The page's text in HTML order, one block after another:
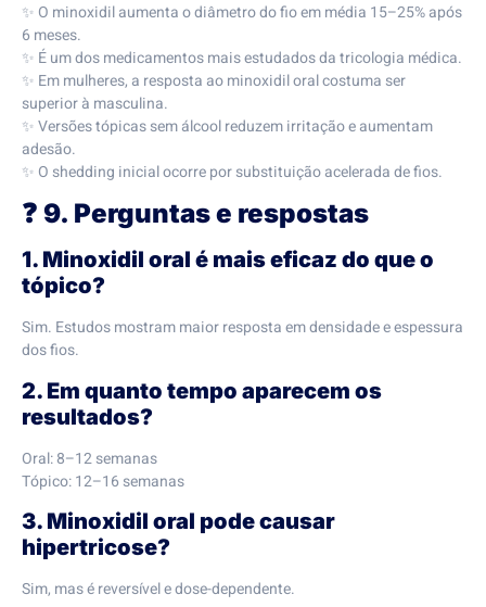
✨ O minoxidil aumenta o diâmetro do fio em média 15–25% após
6 meses.
✨ É um dos medicamentos mais estudados da tricologia médica.
✨ Em mulheres, a resposta ao minoxidil oral costuma ser
superior à masculina.
✨ Versões tópicas sem álcool reduzem irritação e aumentam
adesão.
✨ O shedding inicial ocorre por substituição acelerada de fios.
❓ 9. Perguntas e respostas
1. Minoxidil oral é mais eficaz do que o
tópico?
Sim. Estudos mostram maior resposta em densidade e espessura
dos fios.
2. Em quanto tempo aparecem os
resultados?
Oral: 8–12 semanas
Tópico: 12–16 semanas
3. Minoxidil oral pode causar
hipertricose?
Sim, mas é reversível e dose-dependente.